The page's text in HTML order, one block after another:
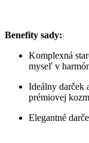
Benefity sady:
Komplexná
myseľ v
Ideálny darček
prémiovej
Elegantné